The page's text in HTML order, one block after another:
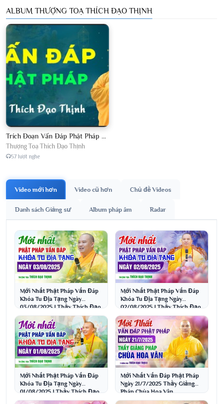
ALBUM THƯỢNG TOẠ THÍCH ĐẠO THỊNH
Trích Đoạn Vấn Đáp Phật Pháp 2026
Thượng Toạ Thích Đạo Thịnh
57 lượt nghe
Video mới hơn Video cũ hơn Chủ đề Videos
Danh sách Giảng sư Album pháp âm Radar
Mới Nhất Phật Pháp Vấn Đáp
Khóa Tu Địa Tạng Ngày
03/08/2025 | Thầy Thích Đạo
Thịnh
Mới Nhất Phật Pháp Vấn Đáp
Khóa Tu Địa Tạng Ngày
02/08/2025 | Thầy Thích Đạo
Thịnh
Mới Nhất Phật Pháp Vấn Đáp
Khóa Tu Địa Tạng Ngày
01/08/2025 | Thầy Thích Đạo
Thịnh
Mới Nhất Vấn Đáp Phật Pháp
Ngày 21/7/2025 Thầy Giảng
Pháp Chùa Hoa Vân